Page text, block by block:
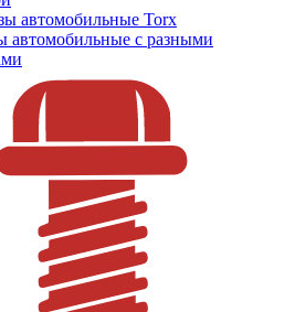
автомобильные Torx
с разными